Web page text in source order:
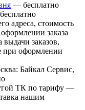
— бесплатно
адреса, стоимость
заказа
заказов,
при оформлении
Байкал Сервис,
ТК по тарифу —
нашим